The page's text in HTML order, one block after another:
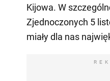
Kijowa. W
Zjednoczonych 5
miały dla nas